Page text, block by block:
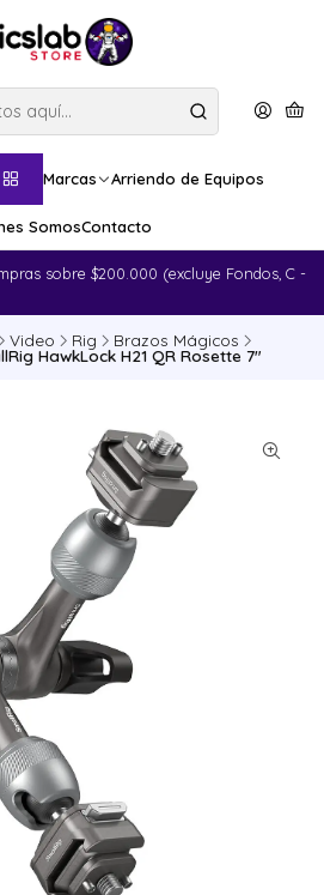
Marcas Arriendo de Equipos
SomosContacto
sobre $200.000 (excluye Fondos, C -
Video Rig Brazos Mágicos
HawkLock H21 QR Rosette 7"